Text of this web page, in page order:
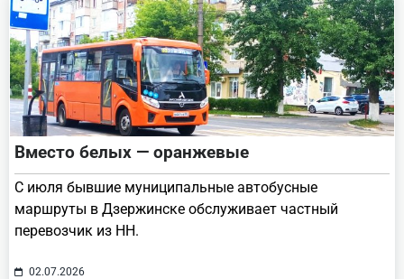
Вместо белых — оранжевые
С июля бывшие муниципальные автобусные
маршруты в Дзержинске обслуживает частный
перевозчик из НН.
02.07.2026